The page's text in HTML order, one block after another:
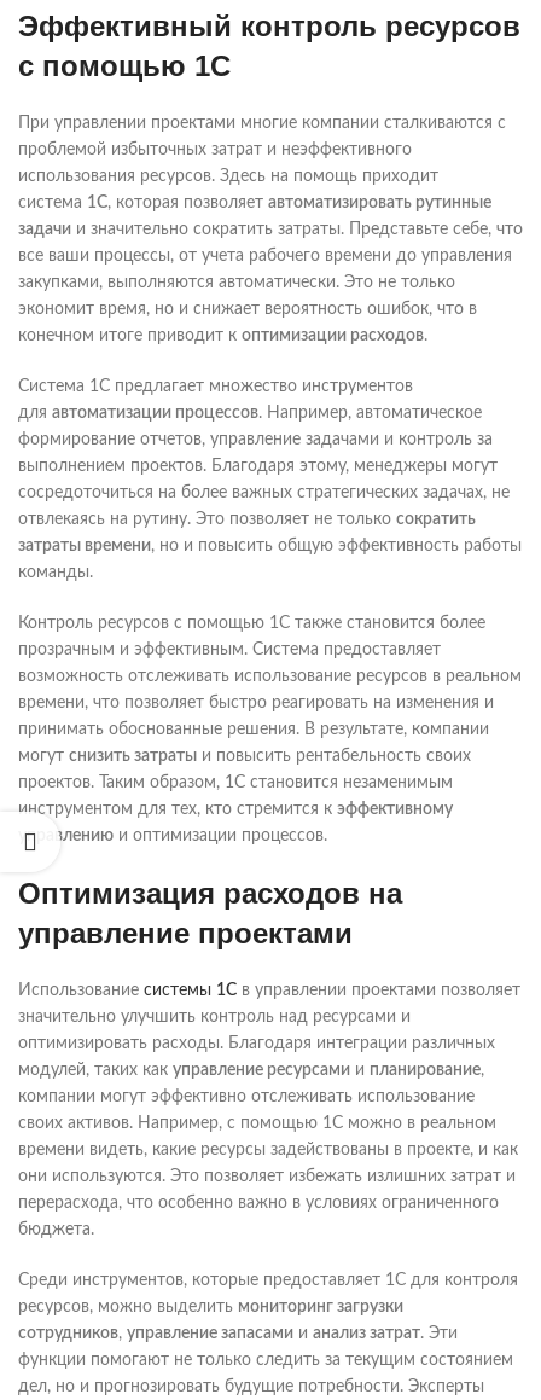
Эффективный контроль ресурсов
с помощью 1С
При управлении проектами многие компании сталкиваются с
проблемой избыточных затрат и неэффективного
использования ресурсов. Здесь на помощь приходит
система 1С, которая позволяет автоматизировать рутинные
задачи и значительно сократить затраты. Представьте себе, что
все ваши процессы, от учета рабочего времени до управления
закупками, выполняются автоматически. Это не только
экономит время, но и снижает вероятность ошибок, что в
конечном итоге приводит к оптимизации расходов.
Система 1С предлагает множество инструментов
для автоматизации процессов. Например, автоматическое
формирование отчетов, управление задачами и контроль за
выполнением проектов. Благодаря этому, менеджеры могут
сосредоточиться на более важных стратегических задачах, не
отвлекаясь на рутину. Это позволяет не только сократить
затраты времени, но и повысить общую эффективность работы
команды.
Контроль ресурсов с помощью 1С также становится более
прозрачным и эффективным. Система предоставляет
возможность отслеживать использование ресурсов в реальном
времени, что позволяет быстро реагировать на изменения и
принимать обоснованные решения. В результате, компании
могут снизить затраты и повысить рентабельность своих
проектов. Таким образом, 1С становится незаменимым
инструментом для тех, кто стремится к эффективному
управлению и оптимизации процессов.
Оптимизация расходов на
управление проектами
Использование системы 1С в управлении проектами позволяет
значительно улучшить контроль над ресурсами и
оптимизировать расходы. Благодаря интеграции различных
модулей, таких как управление ресурсами и планирование,
компании могут эффективно отслеживать использование
своих активов. Например, с помощью 1С можно в реальном
времени видеть, какие ресурсы задействованы в проекте, и как
они используются. Это позволяет избежать излишних затрат и
перерасхода, что особенно важно в условиях ограниченного
бюджета.
Среди инструментов, которые предоставляет 1С для контроля
ресурсов, можно выделить мониторинг загрузки
сотрудников, управление запасами и анализ затрат. Эти
функции помогают не только следить за текущим состоянием
дел, но и прогнозировать будущие потребности. Эксперты